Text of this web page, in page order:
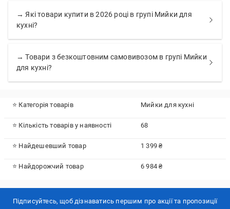
→ Які товари купити в 2026 році в групі Мийки для
кухні?
→ Товари з безкоштовним самовивозом в групі Мийки
для кухні?
⭐ Категорія товарів Мийки для кухні
⭐ Кількість товарів у наявності 68
⭐ Найдешевший товар 1 399 ₴
⭐ Найдорожчий товар 6 984 ₴
Підписуйтесь, щоб дізнаватись першим про акції та пропозиції